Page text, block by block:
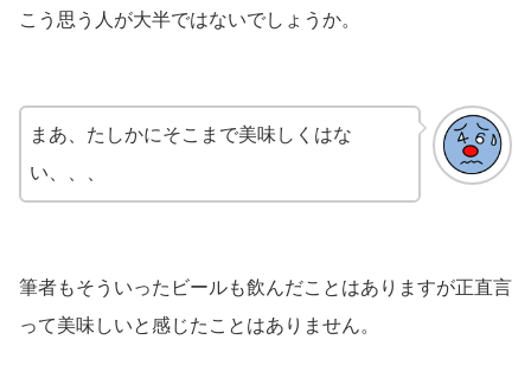
こう思う人が大半ではないでしょうか。
まあ、たしかにそこまで美味しくはな
い、、、
筆者もそういったビールも飲んだことはありますが正直言
って美味しいと感じたことはありません。